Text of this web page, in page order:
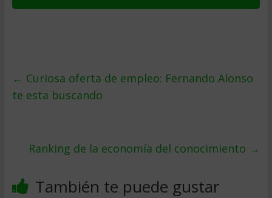
← Curiosa oferta de empleo: Fernando Alonso
te esta buscando
Ranking de la economí­a del conocimiento →
También te puede gustar